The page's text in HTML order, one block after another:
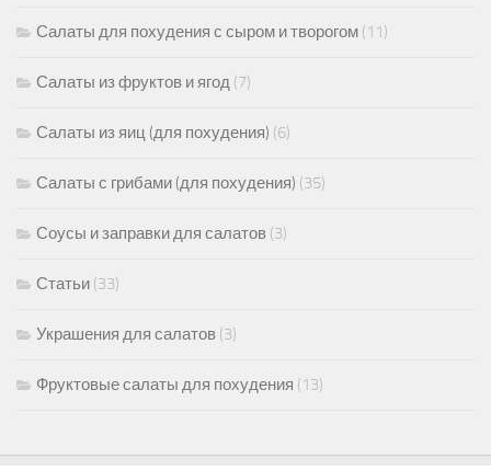
Салаты для похудения с сыром и творогом (11)
Салаты из фруктов и ягод (7)
Салаты из яиц (для похудения) (6)
Салаты с грибами (для похудения) (35)
Соусы и заправки для салатов (3)
Статьи (33)
Украшения для салатов (3)
Фруктовые салаты для похудения (13)